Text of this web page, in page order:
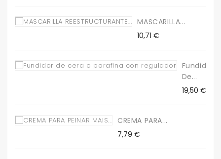
MASCARILLA...
Precio
10,71 €
Fundidor
De...
Precio
19,50 €
CREMA PARA...
Precio
7,79 €